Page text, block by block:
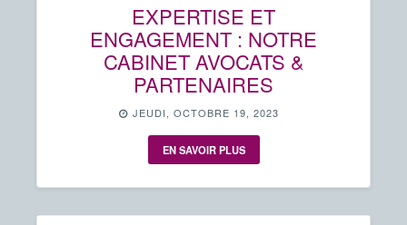
EXPERTISE ET
ENGAGEMENT : NOTRE
CABINET AVOCATS &
PARTENAIRES
JEUDI, OCTOBRE 19, 2023
EN SAVOIR PLUS